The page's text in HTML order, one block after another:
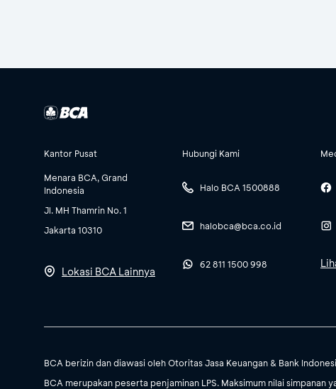
Kantor Pusat
Menara BCA, Grand
Indonesia
Jl. MH Thamrin No. 1
Jakarta 10310
Lokasi BCA Lainnya
Hubungi Kami
Halo BCA 1500888
halobca@bca.co.id
62 811 1500 998
BCA berizin dan diawasi oleh Otoritas Jasa Keuangan & Bank
BCA merupakan peserta penjaminan LPS. Maksimum nilai simpanan